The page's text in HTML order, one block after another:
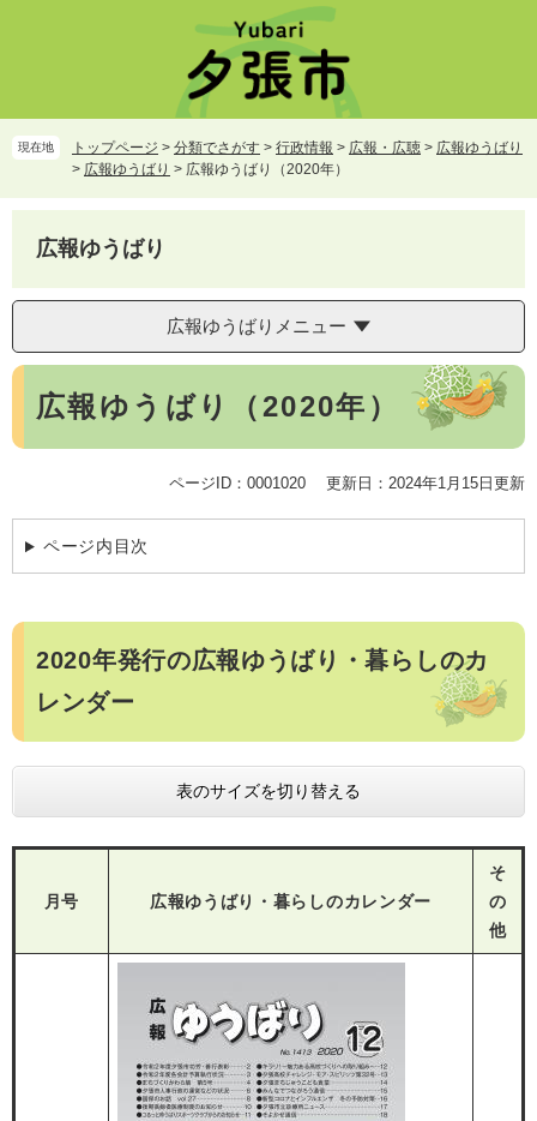
頭
で
飛
ば
て
へ
現在地 トップページ > 分類でさがす > 行政情報 > 広報・広聴 > 広報ゆうばり
> 広報ゆうばり > 広報ゆうばり（2020年）
広報ゆうばり
広報ゆうばりメニュー
本
広報ゆうばり（2020年）
ページID：0001020 更新日：2024年1月15日更新
ページ内目次
2020年発行の広報ゆうばり・暮らしのカ
レンダー
表のサイズを切り替える
月号 広報ゆうばり・暮らしのカレンダー
そ
の
他